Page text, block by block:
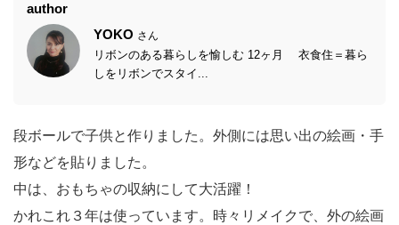
author
YOKO さん
リボンのある暮らしを愉しむ 12ヶ月 衣食住＝暮ら
しをリボンでスタイ...
段ボールで子供と作りました。外側には思い出の絵画・手
形などを貼りました。
中は、おもちゃの収納にして大活躍！
かれこれ３年は使っています。時々リメイクで、外の絵画